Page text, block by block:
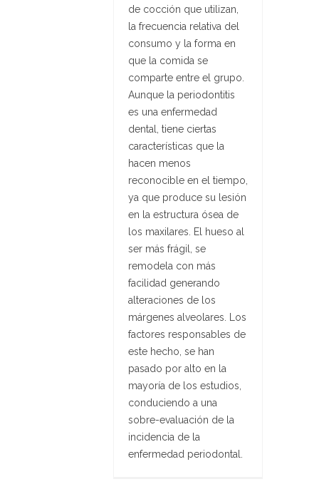
de cocción que utilizan,
la frecuencia relativa del
consumo y la forma en
que la comida se
comparte entre el grupo.
Aunque la periodontitis
es una enfermedad
dental, tiene ciertas
características que la
hacen menos
reconocible en el tiempo,
ya que produce su lesión
en la estructura ósea de
los maxilares. El hueso al
ser más frágil, se
remodela con más
facilidad generando
alteraciones de los
márgenes alveolares. Los
factores responsables de
este hecho, se han
pasado por alto en la
mayoría de los estudios,
conduciendo a una
sobre-evaluación de la
incidencia de la
enfermedad periodontal.